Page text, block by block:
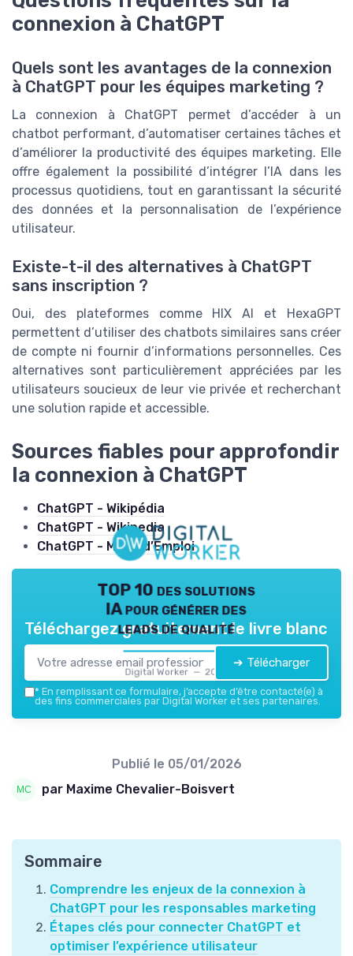
connexion à ChatGPT
Quels sont les avantages de la connexion
à ChatGPT pour les équipes marketing ?
La connexion à ChatGPT permet d’accéder à un
chatbot performant, d’automatiser certaines tâches et
d’améliorer la productivité des équipes marketing. Elle
offre également la possibilité d’intégrer l’IA dans les
processus quotidiens, tout en garantissant la sécurité
des données et la personnalisation de l’expérience
utilisateur.
Existe-t-il des alternatives à ChatGPT
sans inscription ?
Oui, des plateformes comme HIX AI et HexaGPT
permettent d’utiliser des chatbots similaires sans créer
de compte ni fournir d’informations personnelles. Ces
alternatives sont particulièrement appréciées par les
utilisateurs soucieux de leur vie privée et recherchant
une solution rapide et accessible.
Sources fiables pour approfondir
la connexion à ChatGPT
ChatGPT - Wikipédia
ChatGPT - Wikipedia
ChatGPT - Mode d’Emploi
TOP 10 des solutions
IA pour générer des
leads de qualité
Digital Worker — 2026
Téléchargez gratuitement le livre blanc
➔ Télécharger
* En remplissant ce formulaire, j’accepte d’être contacté(e) à
des fins commerciales par Digital Worker et ses partenaires.
Publié le 05/01/2026
par Maxime Chevalier-Boisvert
Sommaire
Comprendre les enjeux de la connexion à
ChatGPT pour les responsables marketing
Étapes clés pour connecter ChatGPT et
optimiser l’expérience utilisateur